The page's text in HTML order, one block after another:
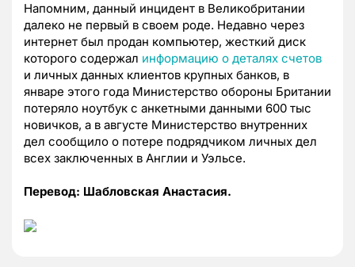
Напомним, данный инцидент в Великобритании
далеко не первый в своем роде. Недавно через
интернет был продан компьютер, жесткий диск
которого содержал информацию о деталях счетов
и личных данных клиентов крупных банков, в
январе этого года Министерство обороны Британии
потеряло ноутбук с анкетными данными 600 тыс
новичков, а в августе Министерство внутренних
дел сообщило о потере подрядчиком личных дел
всех заключенных в Англии и Уэльсе.
Перевод: Шабловская Анастасия.